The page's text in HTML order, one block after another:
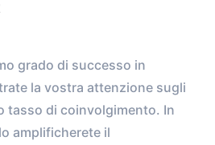
grado di successo in
la vostra attenzione sugli
tasso di coinvolgimento. In
amplificherete il